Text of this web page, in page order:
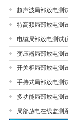
扬州国浩电气有限公司
超声波局部放电测
特高频局部放电测
电缆局部放电测试
变压器局部放电测
开关柜局部放电测
手持式局部放电测
多功能局部放电测
局部放电在线监测